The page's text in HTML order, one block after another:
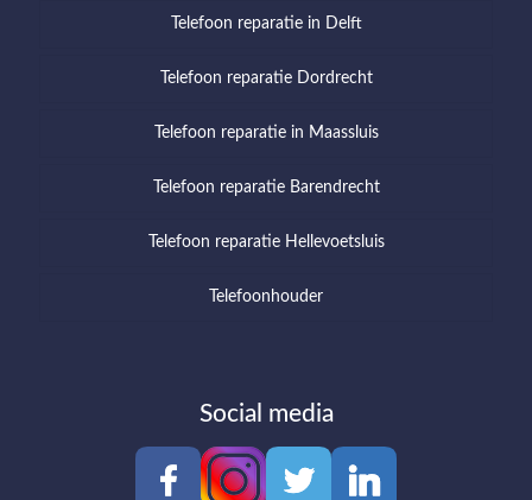
Telefoon reparatie in Delft
Telefoon reparatie Dordrecht
Telefoon reparatie in Maassluis
Telefoon reparatie Barendrecht
Telefoon reparatie Hellevoetsluis
Telefoonhouder
Social media